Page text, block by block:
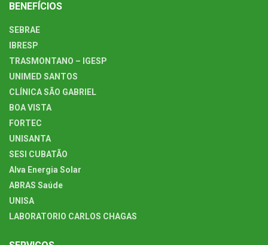
BENEFÍCIOS
SEBRAE
IBRESP
TRASMONTANO – IGESP
UNIMED SANTOS
CLÍNICA SÃO GABRIEL
BOA VISTA
FORTEC
UNISANTA
SESI CUBATÃO
Alva Energia Solar
ABRAS Saúde
UNISA
LABORATORIO CARLOS CHAGAS